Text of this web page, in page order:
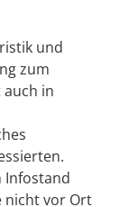
und
zum
in
Infostand
nicht vor Ort